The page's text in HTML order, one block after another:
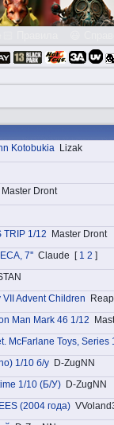
Kotobukia Lizak
Master Dront
TRIP 1/12
Master Dront
7'' Claude [ 1 2 ]
Advent Children
Man Mark 46 1/12
McFarlane Toys, Series
1/10 б/у D-ZugNN
1/10 (Б/У) D-ZugNN
(2004 года)